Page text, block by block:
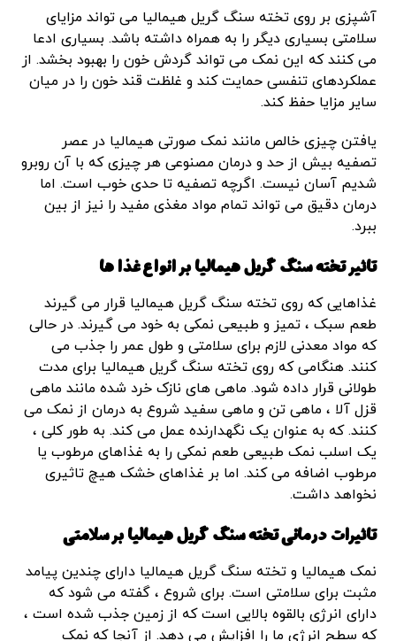
آشپزی بر روی تخته سنگ گریل هیمالیا می تواند مزایای
سلامتی بسیاری دیگر را به همراه داشته باشد. بسیاری ادعا
می کنند که این نمک می تواند گردش خون را بهبود بخشد. از
عملکردهای تنفسی حمایت کند و غلظت قند خون را در میان
سایر مزایا حفظ کند.
یافتن چیزی خالص مانند نمک صورتی هیمالیا در عصر
تصفیه بیش از حد و درمان مصنوعی هر چیزی که با آن روبرو
شدیم آسان نیست. اگرچه تصفیه تا حدی خوب است. اما
درمان دقیق می تواند تمام مواد مغذی مفید را نیز از بین
ببرد.
تاثیر تخته سنگ گریل هیمالیا بر انواع غذا ها
غذاهایی که روی تخته سنگ گریل هیمالیا قرار می گیرند
طعم سبک ، تمیز و طبیعی نمکی به خود می گیرند. در حالی
که مواد معدنی لازم برای سلامتی و طول عمر را جذب می
کنند. هنگامی که روی تخته سنگ گریل هیمالیا برای مدت
طولانی قرار داده شود. ماهی های نازک خرد شده مانند ماهی
قزل آلا ، ماهی تن و ماهی سفید شروع به درمان از نمک می
کنند. که به عنوان یک نگهدارنده عمل می کند. به طور کلی ،
یک اسلب نمک طبیعی طعم نمکی را به غذاهای مرطوب یا
مرطوب اضافه می کند. اما بر غذاهای خشک هیچ تاثیری
نخواهد داشت.
تاثیرات درمانی تخته سنگ گریل هیمالیا بر سلامتی
نمک هیمالیا و تخته سنگ گریل هیمالیا دارای چندین پیامد
مثبت برای سلامتی است. برای شروع ، گفته می شود که
دارای انرژی بالقوه بالایی است که از زمین جذب شده است ،
که سطح انرژی ما را افزایش می دهد. از آنجا که نمک